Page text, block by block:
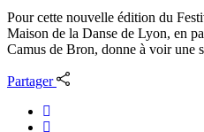
Pour cette nouvelle édition du
Maison de la Danse de Lyon, en
Camus de Bron, donne à voir une
Partager